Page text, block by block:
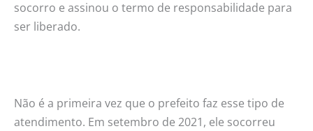
socorro e assinou o termo de responsabilidade para
ser liberado.
Não é a primeira vez que o prefeito faz esse tipo de
atendimento. Em setembro de 2021, ele socorreu